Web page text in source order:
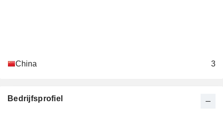
China 3
Bedrijfsprofiel